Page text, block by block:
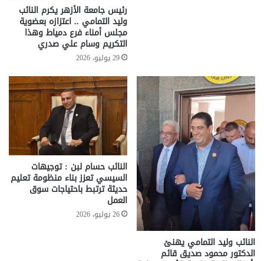
رئيس جامعة الأزهر يكرم النائب
وليد التمامي .. اعتزازه بعضوية
مجلس أمناء فرع دمياط وهذا
التكريم وسام علي صدري
29 يوليو، 2026
النائب وليد التمامي يهنئ
الدكتور محمود صديق قائم
النائب حسام لبن : توجيهات
السيسي تعزز بناء منظومة تعليم
حديثة ترتبط باحتياجات سوق
العمل
26 يوليو، 2026